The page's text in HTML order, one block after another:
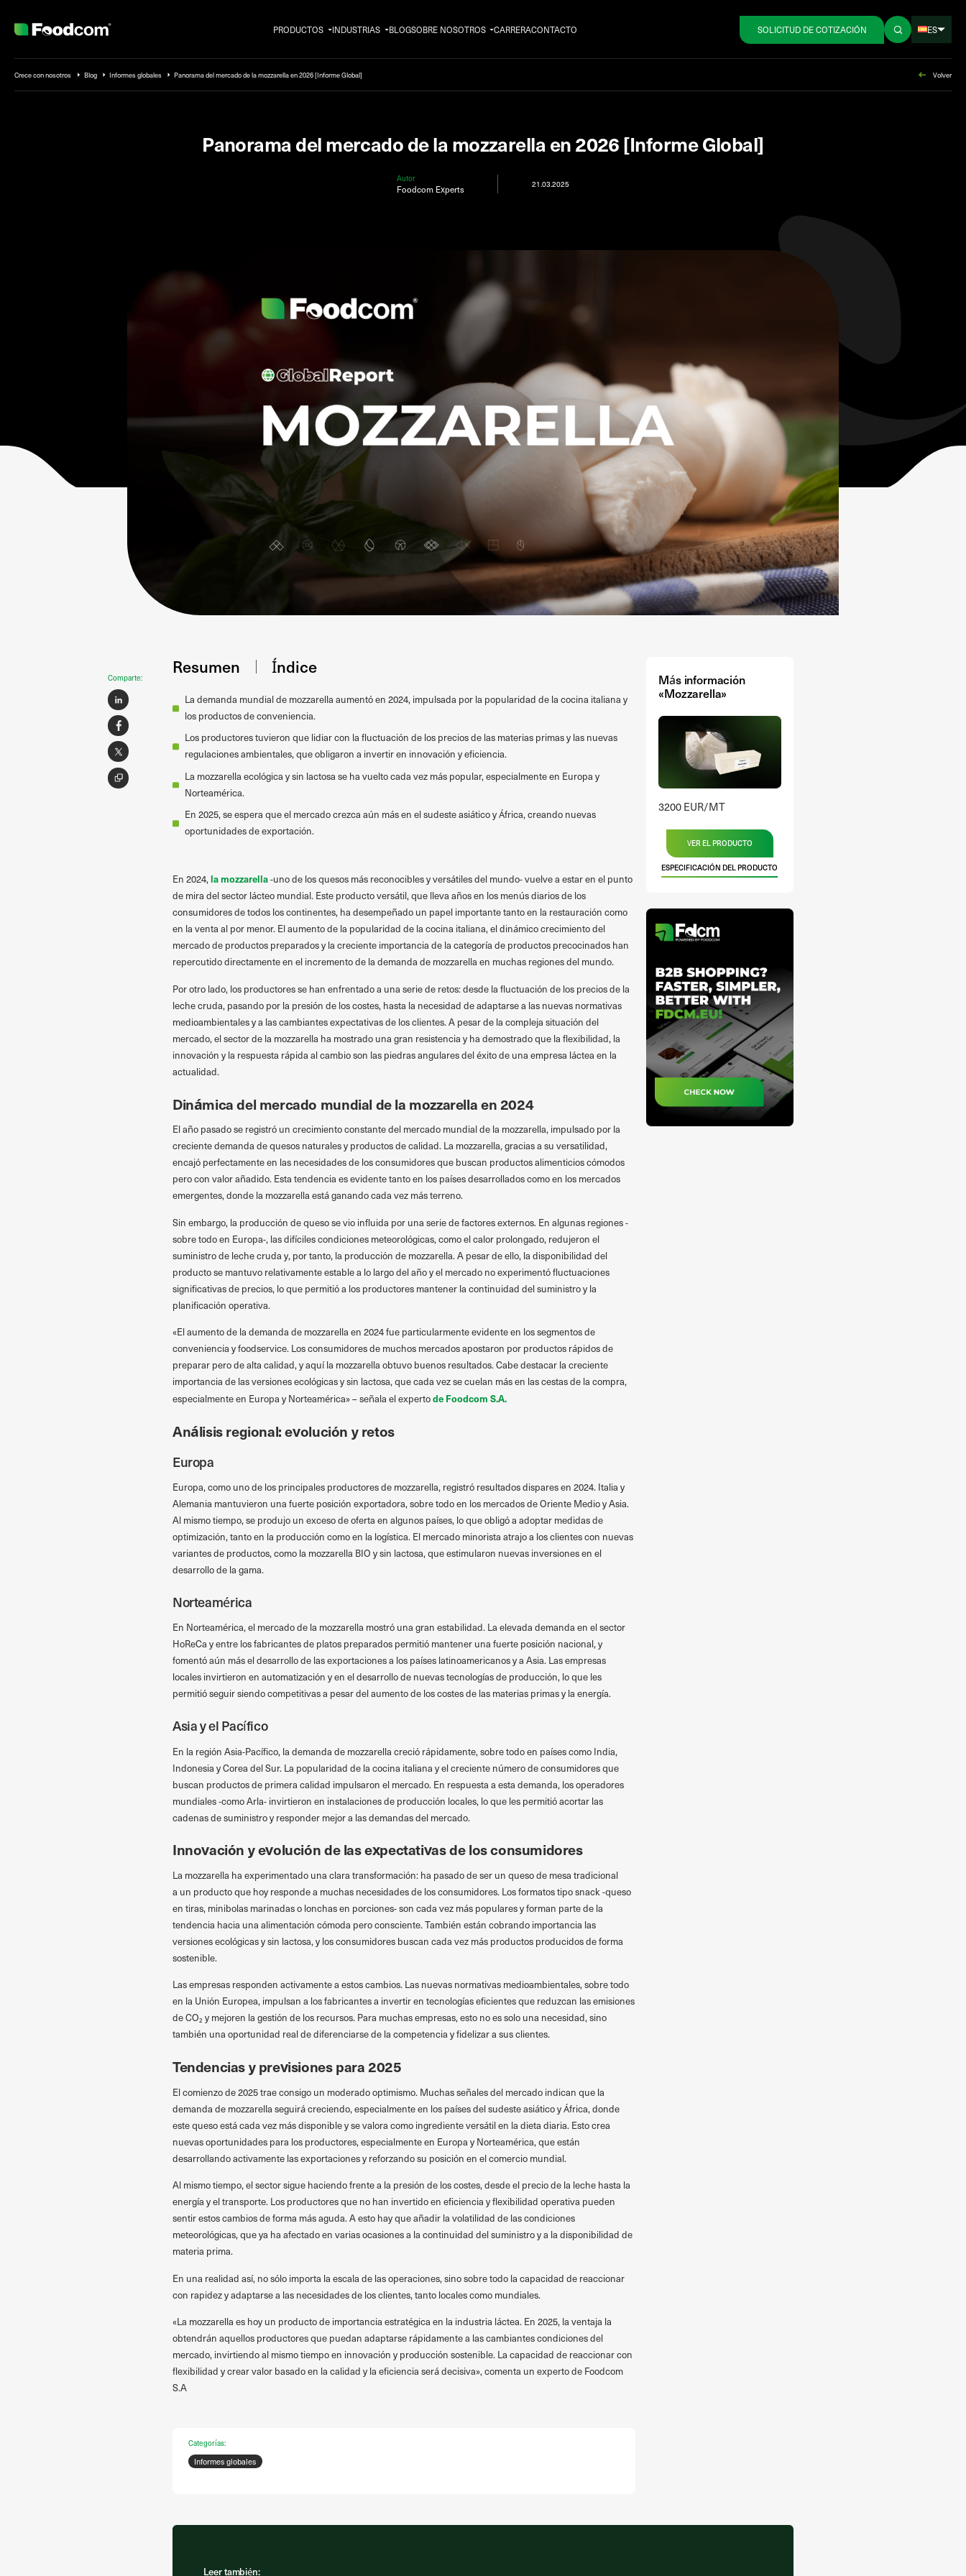
PRODUCTOS INDUSTRIAS BLOGSOBRE NOSOTROS CARRERACONTACTO SOLICITUD DE COTIZACIÓN ES
Crece con nosotros Blog Informes globales Panorama del mercado de la mozzarella en 2026 [Informe Global] Volver
Panorama del mercado de la mozzarella en 2026 [Informe Global]
Autor
Foodcom Experts 21.03.2025
Comparte:
Resumen Índice
La demanda mundial de mozzarella aumentó en 2024, impulsada por la popularidad de la cocina italiana y
los productos de conveniencia.
Los productores tuvieron que lidiar con la fluctuación de los precios de las materias primas y las nuevas
regulaciones ambientales, que obligaron a invertir en innovación y eficiencia.
La mozzarella ecológica y sin lactosa se ha vuelto cada vez más popular, especialmente en Europa y
Norteamérica.
En 2025, se espera que el mercado crezca aún más en el sudeste asiático y África, creando nuevas
oportunidades de exportación.
En 2024,la mozzarella-uno de los quesos más reconocibles y versátiles del mundo- vuelve a estar en el punto
de mira del sector lácteo mundial. Este producto versátil, que lleva años en los menús diarios de los
consumidores de todos los continentes, ha desempeñado un papel importante tanto en la restauración como
en la venta al por menor. El aumento de la popularidad de la cocina italiana, el dinámico crecimiento del
mercado de productos preparados y la creciente importancia de la categoría de productos precocinados han
repercutido directamente en el incremento de la demanda de mozzarella en muchas regiones del mundo.
Por otro lado, los productores se han enfrentado a una serie de retos: desde la fluctuación de los precios de la
leche cruda, pasando por la presión de los costes, hasta la necesidad de adaptarse a las nuevas normativas
medioambientales y a las cambiantes expectativas de los clientes. A pesar de la compleja situación del
mercado, el sector de la mozzarella ha mostrado una gran resistencia y ha demostrado que la flexibilidad, la
innovación y la respuesta rápida al cambio son las piedras angulares del éxito de una empresa láctea en la
actualidad.
Dinámica del mercado mundial de la mozzarella en 2024
El año pasado se registró un crecimiento constante del mercado mundial de la mozzarella, impulsado por la
creciente demanda de quesos naturales y productos de calidad. La mozzarella, gracias a su versatilidad,
encajó perfectamente en las necesidades de los consumidores que buscan productos alimenticios cómodos
pero con valor añadido. Esta tendencia es evidente tanto en los países desarrollados como en los mercados
emergentes, donde la mozzarella está ganando cada vez más terreno.
Sin embargo, la producción de queso se vio influida por una serie de factores externos. En algunas regiones -
sobre todo en Europa-, las difíciles condiciones meteorológicas, como el calor prolongado, redujeron el
suministro de leche cruda y, por tanto, la producción de mozzarella. A pesar de ello, la disponibilidad del
producto se mantuvo relativamente estable a lo largo del año y el mercado no experimentó fluctuaciones
significativas de precios, lo que permitió a los productores mantener la continuidad del suministro y la
planificación operativa.
«El aumento de la demanda de mozzarella en 2024 fue particularmente evidente en los segmentos de
conveniencia y foodservice. Los consumidores de muchos mercados apostaron por productos rápidos de
preparar pero de alta calidad, y aquí la mozzarella obtuvo buenos resultados. Cabe destacar la creciente
importancia de las versiones ecológicas y sin lactosa, que cada vez se cuelan más en las cestas de la compra,
especialmente en Europa y Norteamérica» – señala el expertode Foodcom S.A.
Análisis regional: evolución y retos
Europa
Europa, como uno de los principales productores de mozzarella, registró resultados dispares en 2024. Italia y
Alemania mantuvieron una fuerte posición exportadora, sobre todo en los mercados de Oriente Medio y Asia.
Al mismo tiempo, se produjo un exceso de oferta en algunos países, lo que obligó a adoptar medidas de
optimización, tanto en la producción como en la logística. El mercado minorista atrajo a los clientes con nuevas
variantes de productos, como la mozzarella BIO y sin lactosa, que estimularon nuevas inversiones en el
desarrollo de la gama.
Norteamérica
En Norteamérica, el mercado de la mozzarella mostró una gran estabilidad. La elevada demanda en el sector
HoReCa y entre los fabricantes de platos preparados permitió mantener una fuerte posición nacional, y
fomentó aún más el desarrollo de las exportaciones a los países latinoamericanos y a Asia. Las empresas
locales invirtieron en automatización y en el desarrollo de nuevas tecnologías de producción, lo que les
permitió seguir siendo competitivas a pesar del aumento de los costes de las materias primas y la energía.
Asia y el Pacífico
En la región Asia-Pacífico, la demanda de mozzarella creció rápidamente, sobre todo en países como India,
Indonesia y Corea del Sur. La popularidad de la cocina italiana y el creciente número de consumidores que
buscan productos de primera calidad impulsaron el mercado. En respuesta a esta demanda, los operadores
mundiales -como Arla- invirtieron en instalaciones de producción locales, lo que les permitió acortar las
cadenas de suministro y responder mejor a las demandas del mercado.
Innovación y evolución de las expectativas de los consumidores
La mozzarella ha experimentado una clara transformación: ha pasado de ser un queso de mesa tradicional
a un producto que hoy responde a muchas necesidades de los consumidores. Los formatos tipo snack -queso
en tiras, minibolas marinadas o lonchas en porciones- son cada vez más populares y forman parte de la
tendencia hacia una alimentación cómoda pero consciente. También están cobrando importancia las
versiones ecológicas y sin lactosa, y los consumidores buscan cada vez más productos producidos de forma
sostenible.
Las empresas responden activamente a estos cambios. Las nuevas normativas medioambientales, sobre todo
en la Unión Europea, impulsan a los fabricantes a invertir en tecnologías eficientes que reduzcan las emisiones
de CO₂ y mejoren la gestión de los recursos. Para muchas empresas, esto no es solo una necesidad, sino
también una oportunidad real de diferenciarse de la competencia y fidelizar a sus clientes.
Tendencias y previsiones para 2025
El comienzo de 2025 trae consigo un moderado optimismo. Muchas señales del mercado indican que la
demanda de mozzarella seguirá creciendo, especialmente en los países del sudeste asiático y África, donde
este queso está cada vez más disponible y se valora como ingrediente versátil en la dieta diaria. Esto crea
nuevas oportunidades para los productores, especialmente en Europa y Norteamérica, que están
desarrollando activamente las exportaciones y reforzando su posición en el comercio mundial.
Al mismo tiempo, el sector sigue haciendo frente a la presión de los costes, desde el precio de la leche hasta la
energía y el transporte. Los productores que no han invertido en eficiencia y flexibilidad operativa pueden
sentir estos cambios de forma más aguda. A esto hay que añadir la volatilidad de las condiciones
meteorológicas, que ya ha afectado en varias ocasiones a la continuidad del suministro y a la disponibilidad de
materia prima.
En una realidad así, no sólo importa la escala de las operaciones, sino sobre todo la capacidad de reaccionar
con rapidez y adaptarse a las necesidades de los clientes, tanto locales como mundiales.
«La mozzarella es hoy un producto de importancia estratégica en la industria láctea. En 2025, la ventaja la
obtendrán aquellos productores que puedan adaptarse rápidamente a las cambiantes condiciones del
mercado, invirtiendo al mismo tiempo en innovación y producción sostenible. La capacidad de reaccionar con
flexibilidad y crear valor basado en la calidad y la eficiencia será decisiva», comenta un experto de Foodcom
S.A
Categorías:
Informes globales
Más información
«Mozzarella»
3200 EUR/MT
VER EL PRODUCTO
ESPECIFICACIÓN DEL PRODUCTO
Leer también: